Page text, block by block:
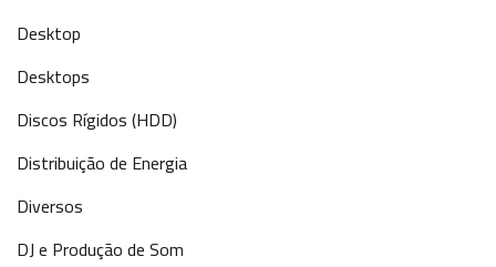
Desktop
Desktops
Discos Rígidos (HDD)
Distribuição de Energia
Diversos
DJ e Produção de Som